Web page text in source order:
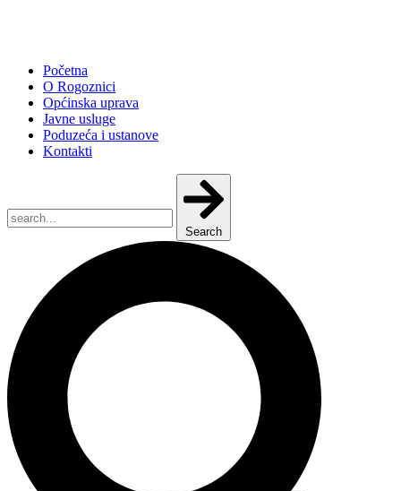
Početna
O Rogoznici
Općinska uprava
Javne usluge
Poduzeća i ustanove
Kontakti
Search